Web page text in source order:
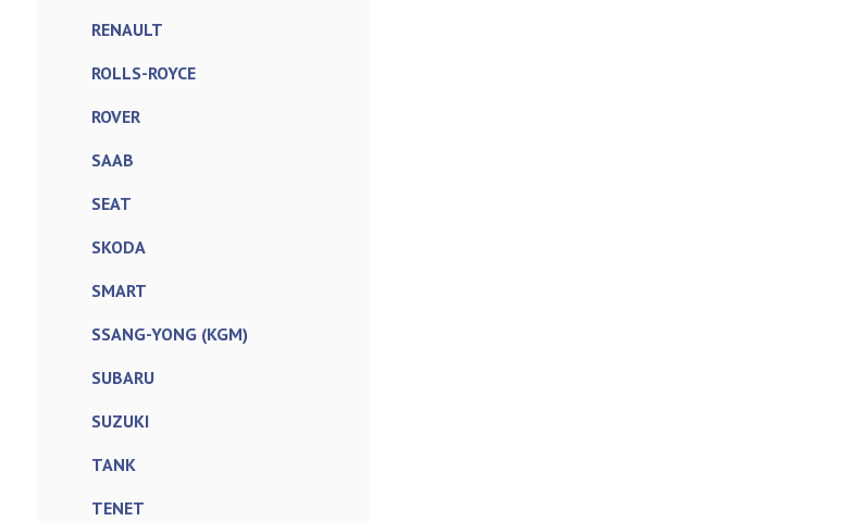
RENAULT
ROLLS-ROYCE
ROVER
SAAB
SEAT
SKODA
SMART
SSANG-YONG (KGM)
SUBARU
SUZUKI
TANK
TENET